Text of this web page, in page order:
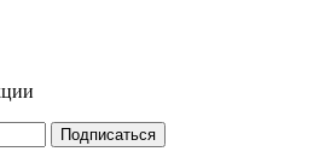
Подписаться